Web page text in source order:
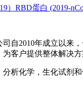
）RBD蛋白 (2019-
司自2010年成立以
客户提供整体解决
析化学，生化试剂